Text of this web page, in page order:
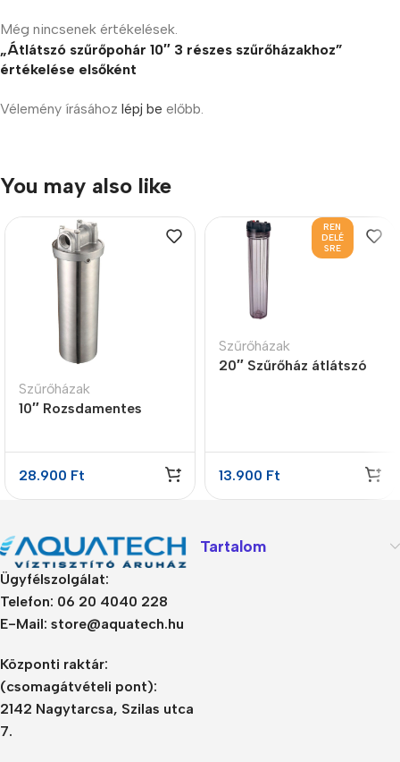
Még nincsenek értékelések.
„Átlátszó szűrőpohár 10″ 3 részes szűrőházakhoz”
értékelése elsőként
Vélemény írásához lépj be előbb.
You may also like
Szűrőházak
10″ Rozsdamentes
légtelenítővel
28.900 Ft
REN
DELÉ
SRE
Szűrőházak
20″ Szűrőház átlátszó
13.900 Ft
Ügyfélszolgálat:
Telefon: 06 20 4040 228
E-Mail: store@aquatech.hu
Központi raktár:
(csomagátvételi pont):
2142 Nagytarcsa, Szilas utca
7.
Tartalom